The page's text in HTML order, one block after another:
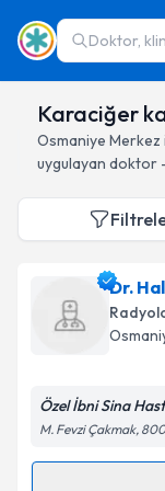
Doktor,
Karaciğer
Osmaniye Merkez
uygulayan doktor
Dr.
Özel İbni Sina
M. Fevzi Çakmak,